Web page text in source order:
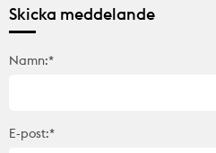
Skicka meddelande
Namn:*
E-post:*